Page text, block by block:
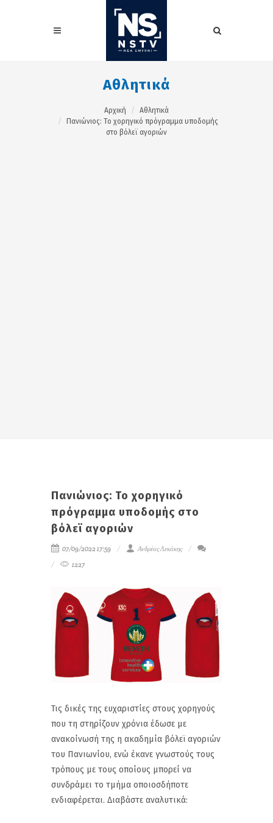
Αθλητικά
Αρχική
Αθλητικά
Πανιώνιος: Το χορηγικό πρόγραμμα υποδομής
στο βόλεϊ αγοριών
Πανιώνιος: Το χορηγικό
πρόγραμμα υποδομής στο
βόλεϊ αγοριών
07/09/2022 17:59
Ανδρέας Λεκάκης
1227
Τις δικές της ευχαριστίες στους χορηγούς
που τη στηρίζουν χρόνια έδωσε με
ανακοίνωσή της η ακαδημία βόλεϊ αγοριών
του Πανιωνίου, ενώ έκανε γνωστούς τους
τρόπους με τους οποίους μπορεί να
συνδράμει το τμήμα οποιοσδήποτε
ενδιαφέρεται. Διαβάστε αναλυτικά: